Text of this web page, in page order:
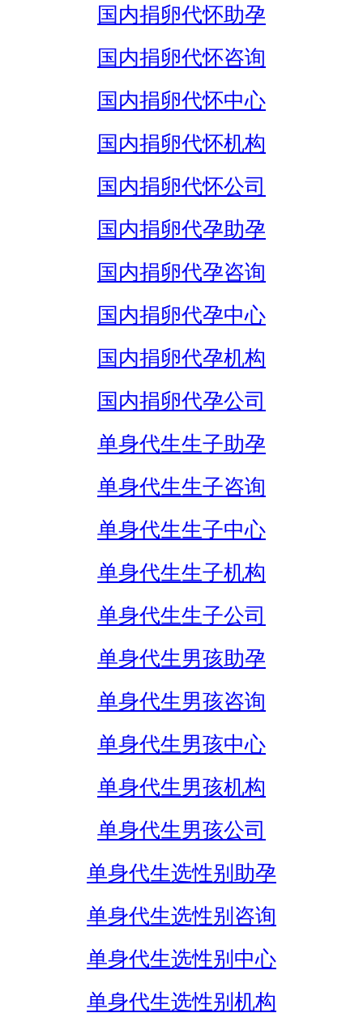
国内捐卵代怀助孕
国内捐卵代怀咨询
国内捐卵代怀中心
国内捐卵代怀机构
国内捐卵代怀公司
国内捐卵代孕助孕
国内捐卵代孕咨询
国内捐卵代孕中心
国内捐卵代孕机构
国内捐卵代孕公司
单身代生生子助孕
单身代生生子咨询
单身代生生子中心
单身代生生子机构
单身代生生子公司
单身代生男孩助孕
单身代生男孩咨询
单身代生男孩中心
单身代生男孩机构
单身代生男孩公司
单身代生选性别助孕
单身代生选性别咨询
单身代生选性别中心
单身代生选性别机构